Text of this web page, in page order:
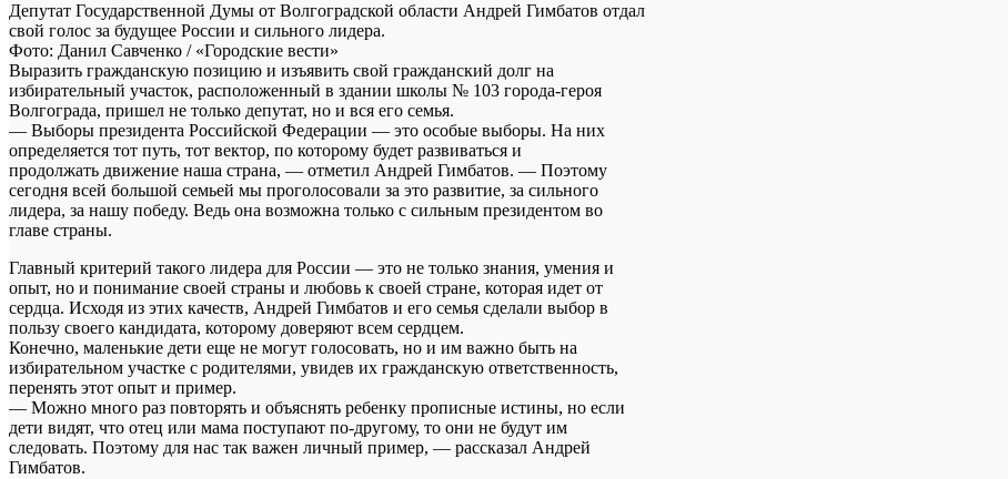
Депутат Государственной Думы от Волгоградской области Андрей Гимбатов отдал
свой голос за будущее России и сильного лидера.
Фото: Данил Савченко / «Городские вести»
Выразить гражданскую позицию и изъявить свой гражданский долг на
избирательный участок, расположенный в здании школы № 103 города-героя
Волгограда, пришел не только депутат, но и вся его семья.
— Выборы президента Российской Федерации — это особые выборы. На них
определяется тот путь, тот вектор, по которому будет развиваться и
продолжать движение наша страна, — отметил Андрей Гимбатов. — Поэтому
сегодня всей большой семьей мы проголосовали за это развитие, за сильного
лидера, за нашу победу. Ведь она возможна только с сильным президентом во
главе страны.
Главный критерий такого лидера для России — это не только знания, умения и
опыт, но и понимание своей страны и любовь к своей стране, которая идет от
сердца. Исходя из этих качеств, Андрей Гимбатов и его семья сделали выбор в
пользу своего кандидата, которому доверяют всем сердцем.
Конечно, маленькие дети еще не могут голосовать, но и им важно быть на
избирательном участке с родителями, увидев их гражданскую ответственность,
перенять этот опыт и пример.
— Можно много раз повторять и объяснять ребенку прописные истины, но если
дети видят, что отец или мама поступают по-другому, то они не будут им
следовать. Поэтому для нас так важен личный пример, — рассказал Андрей
Гимбатов.